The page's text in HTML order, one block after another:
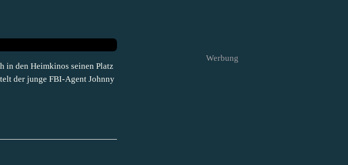
in den Heimkinos seinen Platz
der junge FBI-Agent Johnny
Werbung